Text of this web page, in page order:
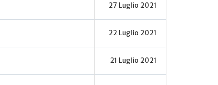
27 Luglio 2021
22 Luglio 2021
21 Luglio 2021